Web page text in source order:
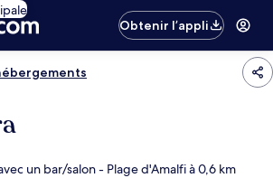
Obtenir l’appli
un bar/salon - Plage d'Amalfi à 0,6 km